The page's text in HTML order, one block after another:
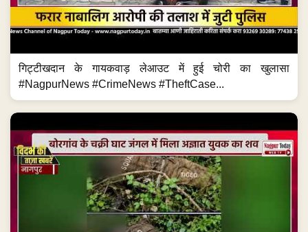
गिट्टीखदान के गायकवाड़ लेआउट में हुई चोरी का खुलासा
#NagpurNews #CrimeNews #TheftCase...